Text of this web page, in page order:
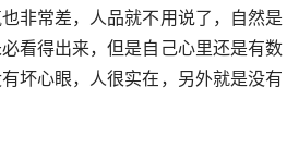
非常差，人品就不用说了，自然是
看得出来，但是自己心里还是有数
坏心眼，人很实在，另外就是没有